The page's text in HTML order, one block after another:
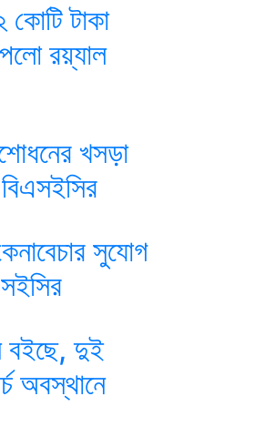
কোটি টাকা
রয়্যাল
খসড়া
সুযোগ
বইছে, দুই
অবস্থানে